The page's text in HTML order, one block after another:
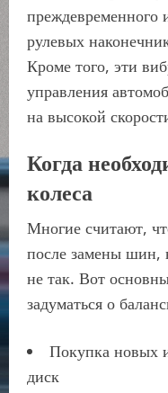
преждевременного
рулевых
Кроме того, эти
управления
на высокой
Когда
колеса
Многие считают,
после замены шин,
не так. Вот
задуматься о
Покупка новых
диск